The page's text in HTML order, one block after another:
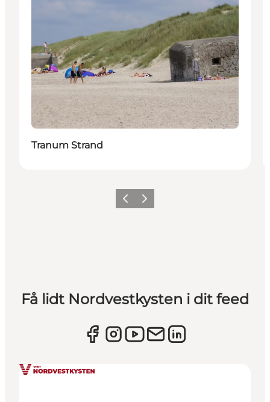
Tranum Strand
ForrigeNæste
Få lidt Nordvestkysten i dit feed